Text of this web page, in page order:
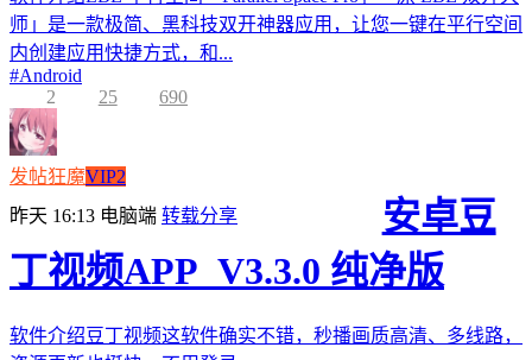
师」是一款极简、黑科技双开神器应用，让您一键在平行空间
内创建应用快捷方式，和...
#Android
2
25 690
发帖狂魔VIP2
昨天 16:13 电脑端 转载分享
安卓豆
丁视频APP_V3.3.0 纯净版
软件介绍豆丁视频这软件确实不错，秒播画质高清、多线路，